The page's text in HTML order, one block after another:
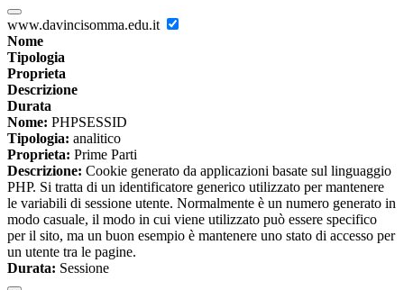
www.davincisomma.edu.it
Nome
Tipologia
Proprieta
Descrizione
Durata
Nome: PHPSESSID
Tipologia: analitico
Proprieta: Prime Parti
Descrizione: Cookie generato da applicazioni basate sul linguaggio
PHP. Si tratta di un identificatore generico utilizzato per mantenere
le variabili di sessione utente. Normalmente è un numero generato in
modo casuale, il modo in cui viene utilizzato può essere specifico
per il sito, ma un buon esempio è mantenere uno stato di accesso per
un utente tra le pagine.
Durata: Sessione